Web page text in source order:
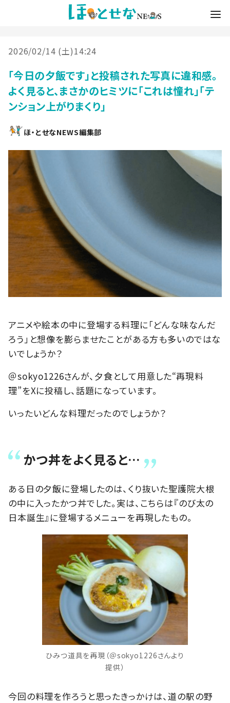
2026/02/14 (土)14:24
「今日の夕飯です」と投稿された写真に違和感。
よく見ると、まさかのヒミツに「これは憧れ」「テ
ンション上がりまくり」
ほ・とせなNEWS編集部
アニメや絵本の中に登場する料理に「どんな味なんだ
ろう」と想像を膨らませたことがある方も多いのではな
いでしょうか？
＠sokyo1226さんが、夕食として用意した“再現料
理”をXに投稿し、話題になっています。
いったいどんな料理だったのでしょうか？
かつ丼をよく見ると…
ある日の夕飯に登場したのは、くり抜いた聖護院大根
の中に入ったかつ丼でした。実は、こちらは『のび太の
日本誕生』に登場するメニューを再現したもの。
ひみつ道具を再現（＠sokyo1226さんより
提供）
今回の料理を作ろうと思ったきっかけは、道の駅の野